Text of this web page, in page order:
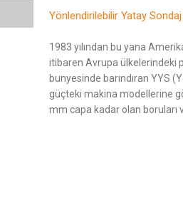
Yönlendirilebilir Yatay Sondaj
1983 yılından bu yana
itibaren Avrupa ülkelerindeki
bunyesinde barındıran YYS
güçteki makina modellerine
mm capa kadar olan boruları